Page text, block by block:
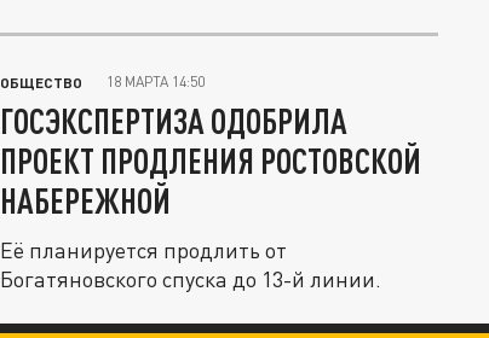
ОБЩЕСТВО 18 МАРТА 14:50
ГОСЭКСПЕРТИЗА ОДОБРИЛА
ПРОЕКТ ПРОДЛЕНИЯ РОСТОВСКОЙ
НАБЕРЕЖНОЙ
Её планируется продлить от
Богатяновского спуска до 13-й линии.